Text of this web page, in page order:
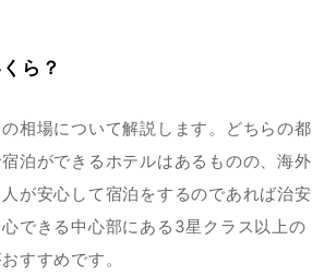
ら？
相場について解説します。どちらの都
泊ができるホテルはあるものの、海外
が安心して宿泊をするのであれば治安
できる中心部にある3星クラス以上の
すすめです。